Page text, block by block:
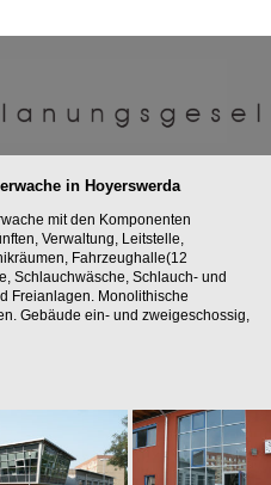
in Hoyerswerda
mit den Komponenten
Verwaltung, Leitstelle,
Fahrzeughalle(12
Schlauchwäsche, Schlauch- und
Freianlagen. Monolithische
Gebäude ein- und zweigeschossig,